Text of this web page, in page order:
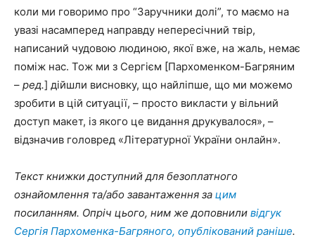
коли ми говоримо про “Заручники долі”, то маємо на
увазі насамперед направду непересічний твір,
написаний чудовою людиною, якої вже, на жаль, немає
поміж нас. Тож ми з Сергієм [Пархоменком-Багряним
– ред.] дійшли висновку, що найліпше, що ми можемо
зробити в цій ситуації, – просто викласти у вільний
доступ макет, із якого це видання друкувалося», –
відзначив головред «Літературної України онлайн».
Текст книжки доступний для безоплатного
ознайомлення та/або завантаження за цим
посиланням. Опріч цього, ним же доповнили відгук
Сергія Пархоменка-Багряного, опублікований раніше.